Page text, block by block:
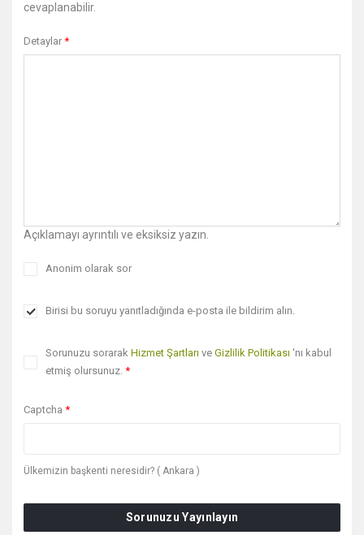
cevaplanabilir.
Detaylar *
Açıklamayı ayrıntılı ve eksiksiz yazın.
Anonim olarak sor
Birisi bu soruyu yanıtladığında e-posta ile bildirim alın.
Sorunuzu sorarak Hizmet Şartları ve Gizlilik Politikası 'nı kabul
etmiş olursunuz. *
Captcha *
Ülkemizin başkenti neresidir? ( Ankara )
Sorunuzu Yayınlayın